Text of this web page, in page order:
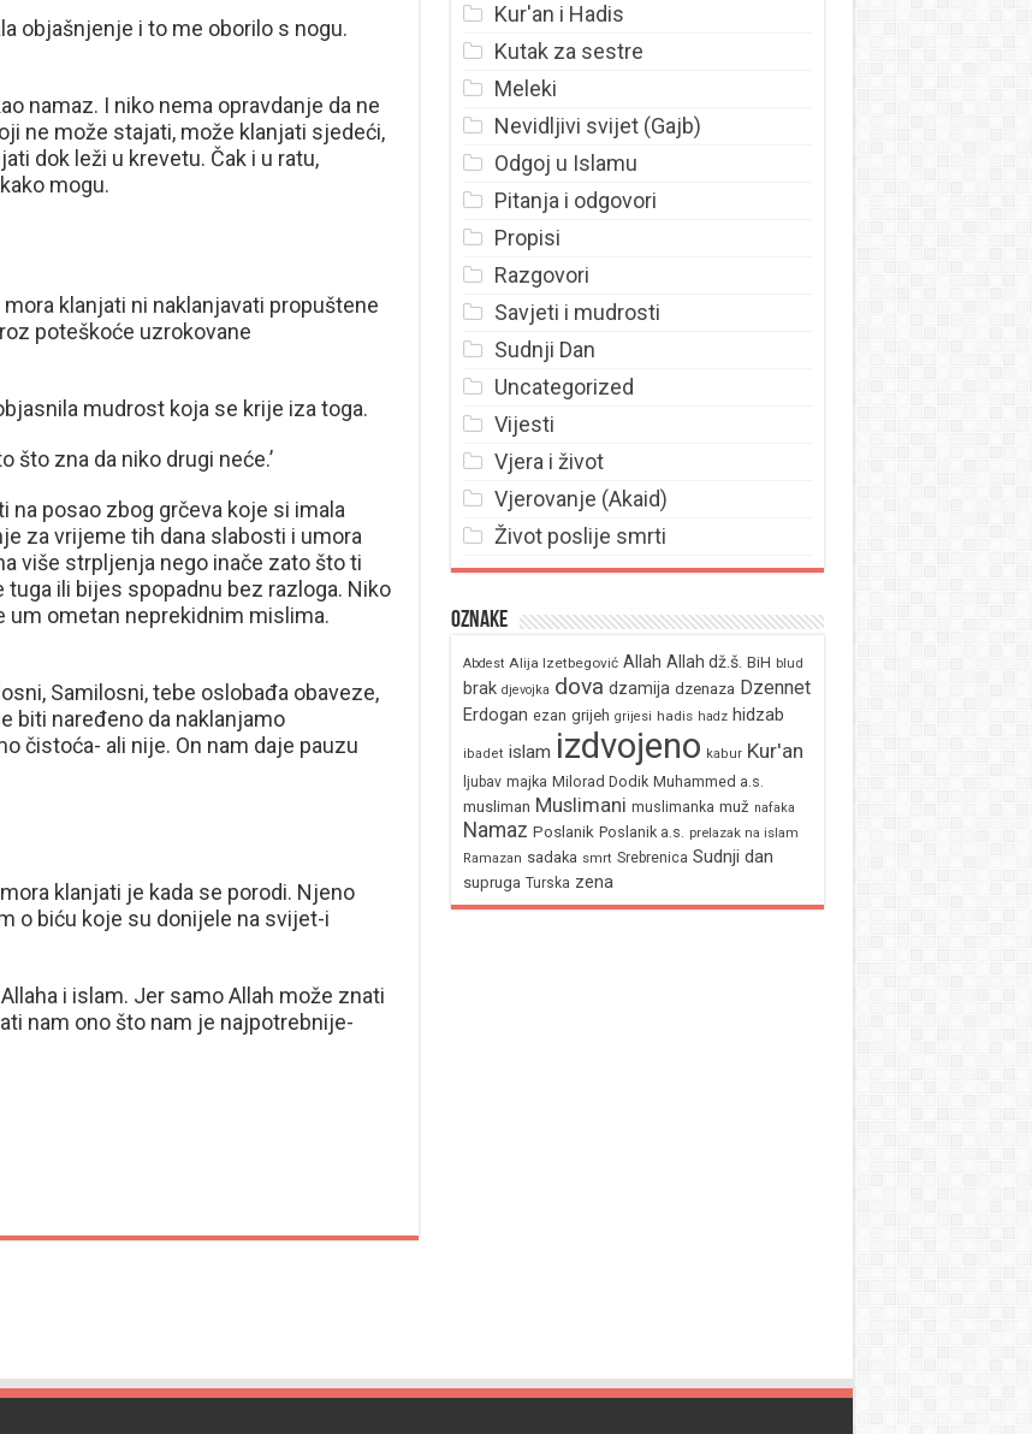
objašnjenje i to me oborilo s nogu.
namaz. I niko nema opravdanje da ne
ne može stajati, može klanjati sjedeći,
dok leži u krevetu. Čak i u ratu,
mogu.
klanjati ni naklanjavati propuštene
poteškoće uzrokovane
mudrost koja se krije iza toga.
što zna da niko drugi neće.’
na posao zbog grčeva koje si imala
za vrijeme tih dana slabosti i umora
više strpljenja nego inače zato što ti
ili bijes spopadnu bez razloga. Niko
um ometan neprekidnim mislima.
Samilosni, tebe oslobađa obaveze,
biti naređeno da naklanjamo
čistoća- ali nije. On nam daje pauzu
klanjati je kada se porodi. Njeno
o biću koje su donijele na svijet-i
i islam. Jer samo Allah može znati
nam ono što nam je najpotrebnije-
Kur'an i Hadis
Kutak za sestre
Meleki
Nevidljivi svijet (Gajb)
Odgoj u Islamu
Pitanja i odgovori
Propisi
Razgovori
Savjeti i mudrosti
Sudnji Dan
Uncategorized
Vijesti
Vjera i život
Vjerovanje (Akaid)
Život poslije smrti
Oznake
Abdest Alija Izetbegović Allah Allah dž.š. BiH blud
brak djevojka dova dzamija dzenaza Dzennet
Erdogan ezan grijeh grijesi hadis hadz hidzab
ibadet islam izdvojeno kabur Kur'an
ljubav majka Milorad Dodik Muhammed a.s.
musliman Muslimani muslimanka muž nafaka
Namaz Poslanik Poslanik a.s. prelazak na islam
Ramazan sadaka smrt Srebrenica Sudnji dan
supruga Turska zena